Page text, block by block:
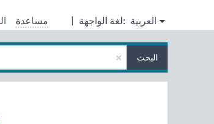
لغة الواجهة: العربية مساعدة
× البحث